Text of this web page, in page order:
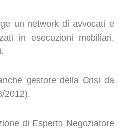
un network di avvocati e
in esecuzioni mobiliari,
gestore della Crisi da
2012).
di Esperto Negoziatore